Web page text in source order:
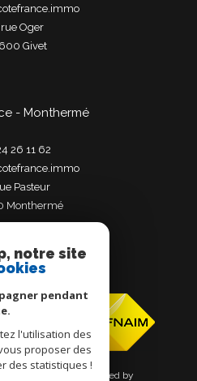
Oger
givet
- Monthermé
26 11 62
Pasteur
monthermé
| Traduction powered by
notre site
pendant
l'utilisation des
proposer des
des statistiques !